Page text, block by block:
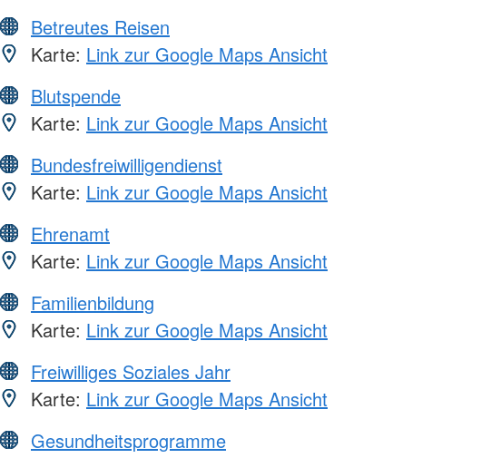
Betreutes Reisen
Karte: Link zur Google Maps Ansicht
Blutspende
Karte: Link zur Google Maps Ansicht
Bundesfreiwilligendienst
Karte: Link zur Google Maps Ansicht
Ehrenamt
Karte: Link zur Google Maps Ansicht
Familienbildung
Karte: Link zur Google Maps Ansicht
Freiwilliges Soziales Jahr
Karte: Link zur Google Maps Ansicht
Gesundheitsprogramme